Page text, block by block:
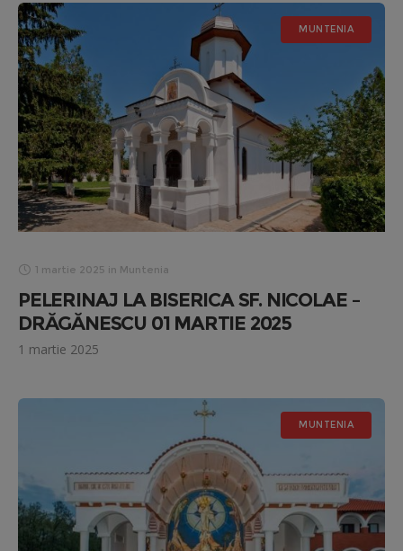
MUNTENIA
1 martie 2025 in Muntenia
PELERINAJ LA BISERICA SF. NICOLAE –
DRĂGĂNESCU 01 MARTIE 2025
1 martie 2025
MUNTENIA